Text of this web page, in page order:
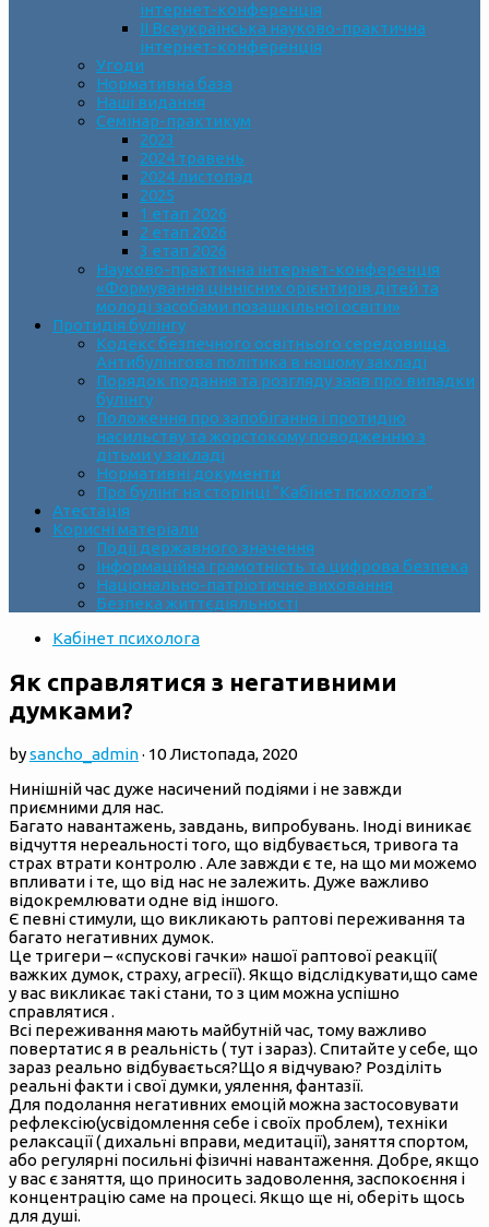
інтернет-конференція
ІІ Всеукраїнська науково-практична
інтернет-конференція
Угоди
Нормативна база
Наші видання
Семінар-практикум
2023
2024 травень
2024 листопад
2025
1 етап 2026
2 етап 2026
3 етап 2026
Науково-практична інтернет-конференція
«Формування ціннісних орієнтирів дітей та
молоді засобами позашкільної освіти»
Протидія булінгу
Кодекс безпечного освітнього середовища.
Антибулінгова політика в нашому закладі
Порядок подання та розгляду заяв про випадки
булінгу
Положення про запобігання і протидію
насильству та жорстокому поводженню з
дітьми у закладі
Нормативні документи
Про булінг на сторінці “Кабінет психолога”
Атестація
Корисні матеріали
Події державного значення
Інформаційна грамотність та цифрова безпека
Національно-патріотичне виховання
Безпека життєдіяльності
Кабінет психолога
Як справлятися з негативними
думками?
bysancho_admin· 10 Листопада, 2020
Нинішній час дуже насичений подіями і не завжди
приємними для нас.
Багато навантажень, завдань, випробувань. Іноді виникає
відчуття нереальності того, що відбувається, тривога та
страх втрати контролю . Але завжди є те, на що ми можемо
впливати і те, що від нас не залежить. Дуже важливо
відокремлювати одне від іншого.
Є певні стимули, що викликають раптові переживання та
багато негативних думок.
Це тригери – «спускові гачки» нашої раптової реакції(
важких думок, страху, агресії). Якщо відслідкувати,що саме
у вас викликає такі стани, то з цим можна успішно
справлятися .
Всі переживання мають майбутній час, тому важливо
повертатис я в реальність ( тут і зараз). Спитайте у себе, що
зараз реально відбувається?Що я відчуваю? Розділіть
реальні факти і свої думки, уялення, фантазії.
Для подолання негативних емоцій можна застосовувати
рефлексію(усвідомлення себе і своїх проблем), техніки
релаксації ( дихальні вправи, медитації), заняття спортом,
або регулярні посильні фізичні навантаження. Добре, якщо
у вас є заняття, що приносить задоволення, заспокоєння і
концентрацію саме на процесі. Якщо ще ні, оберіть щось
для душі.